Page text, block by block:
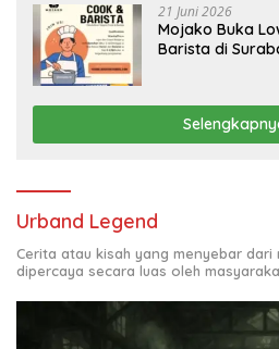
21 Juni 2026
Mojako Buka
Barista di
Urband Legend
Cerita atau kisah yang menyebar dari
dipercaya secara luas oleh